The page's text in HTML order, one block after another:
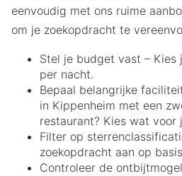
eenvoudig met ons ruime
om je zoekopdracht te
Stel je budget vast – Kies
per nacht.
Bepaal belangrijke
in Kippenheim met een
restaurant? Kies wat voor
Filter op
zoekopdracht aan op
Controleer de